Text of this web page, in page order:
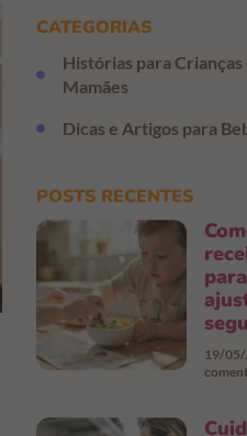
CATEGORIAS
Histórias para Crianças
Mamães
Dicas e Artigos para
POSTS RECENTES
19/